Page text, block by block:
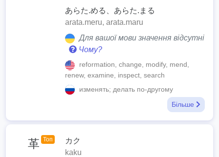
あらた.める、あらた.まる
arata.meru, arata.maru
Для вашої мови значення відсутні
Чому?
reformation, change, modify, mend,
renew, examine, inspect, search
изменять; делать по-другому
Більше
革 Топ
カク
kaku